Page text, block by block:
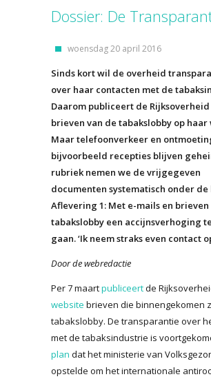
Dossier: De
woensdag 20 april 2016
Sinds kort wil de overheid
over haar contacten met de
Daarom publiceert de
brieven van de tabakslobby op haar
Maar telefoonverkeer en
bijvoorbeeld recepties blijven
rubriek nemen we de vrijgegeven
documenten systematisch onder de
Aflevering 1: Met e-mails en
tabakslobby een accijnsverhoging
gaan. ‘Ik neem straks even contact
Door de webredactie
Per 7 maartpubliceertde
website brieven die binnengekomen
tabakslobby. De transparantie over
met de tabaksindustrie is
plan dat het ministerie van
opstelde om het internationale